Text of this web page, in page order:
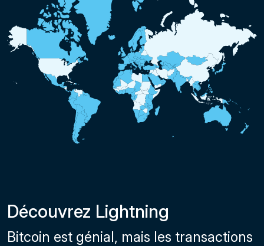
Découvrez Lightning
Bitcoin est génial, mais les transactions